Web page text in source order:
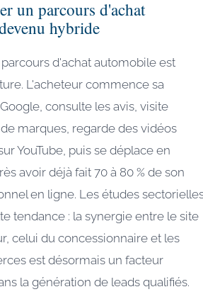
un parcours d'achat
hybride
d'achat automobile est
L'acheteur commence sa
consulte les avis, visite
marques, regarde des vidéos
YouTube, puis se déplace en
avoir déjà fait 70 à 80 % de son
en ligne. Les études
tendance : la synergie entre le site
celui du concessionnaire et les
est désormais un facteur
la génération de leads qualifiés.